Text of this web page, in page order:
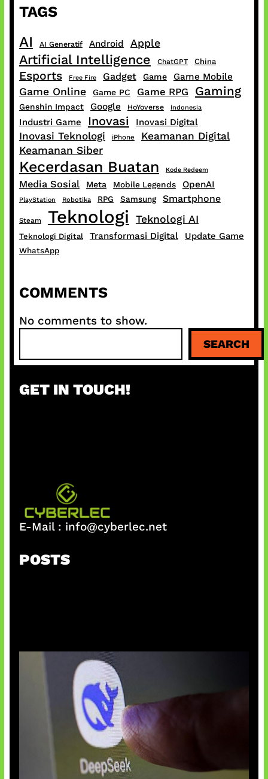
TAGS
AI AI Generatif Android Apple
Artificial Intelligence ChatGPT China
Esports Free Fire Gadget Game Game Mobile
Game Online Game PC Game RPG Gaming
Genshin Impact Google HoYoverse Indonesia
Industri Game Inovasi Inovasi Digital
Inovasi Teknologi iPhone
Keamanan Digital
Keamanan Siber
Kecerdasan Buatan Kode Redeem
Media Sosial Meta Mobile Legends OpenAI
PlayStation Robotika RPG Samsung Smartphone
Steam Teknologi Teknologi AI
Teknologi Digital Transformasi Digital Update Game
WhatsApp
COMMENTS
No comments to show.
a
c
SEARCH
GET IN TOUCH!
E-Mail : info@cyberlec.net
POSTS